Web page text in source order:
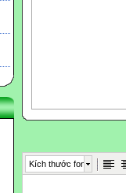
Kích thước font